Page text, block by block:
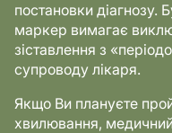
постановки діагнозу.
маркер вимагає
зіставлення з
супроводу лікаря.
Якщо Ви плануєте
хвилювання, медичний